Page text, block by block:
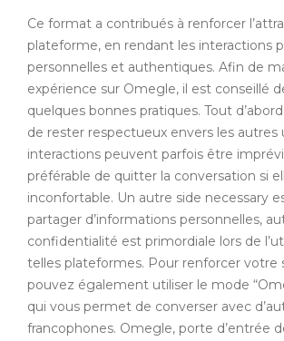
Ce format a contribués à renforcer
plateforme, en rendant les interactions
personnelles et authentiques. Afin de
expérience sur Omegle, il est conseillé
quelques bonnes pratiques. Tout
de rester respectueux envers les autres
interactions peuvent parfois être
préférable de quitter la conversation si
inconfortable. Un autre side necessary
partager d’informations personnelles,
confidentialité est primordiale lors de
telles plateformes. Pour renforcer votre
pouvez également utiliser le mode
qui vous permet de converser avec
francophones. Omegle, porte d’entrée